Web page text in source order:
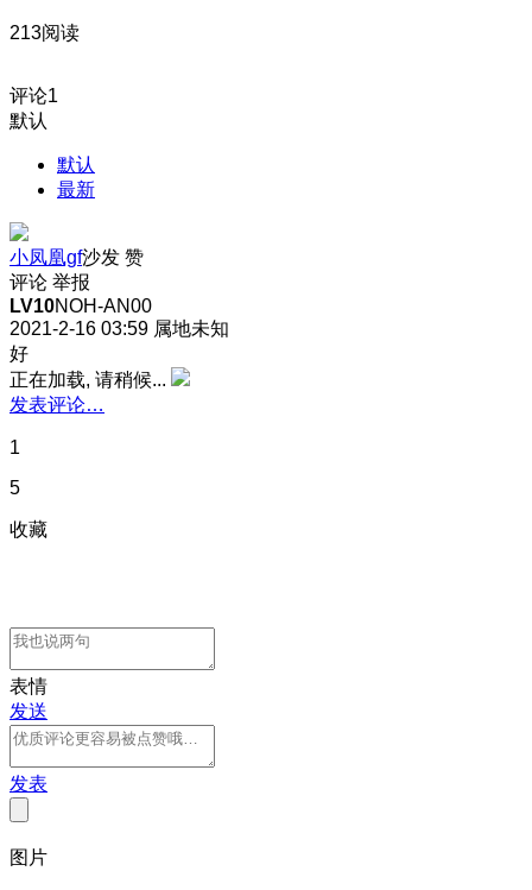
213阅读
评论1
默认
默认
最新
小凤凰gf沙发 赞
评论 举报
LV10NOH-AN00
2021-2-16 03:59 属地未知
好
正在加载, 请稍候...
发表评论…
1
5
收藏
表情
发送
发表
图片